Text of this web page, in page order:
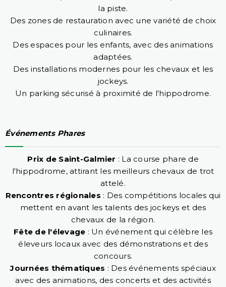
la piste.
Des zones de restauration avec une variété de choix
culinaires.
Des espaces pour les enfants, avec des animations
adaptées.
Des installations modernes pour les chevaux et les
jockeys.
Un parking sécurisé à proximité de l'hippodrome.
Événements Phares
Prix de Saint-Galmier : La course phare de
l'hippodrome, attirant les meilleurs chevaux de trot
attelé.
Rencontres régionales : Des compétitions locales qui
mettent en avant les talents des jockeys et des
chevaux de la région.
Fête de l'élevage : Un événement qui célèbre les
éleveurs locaux avec des démonstrations et des
concours.
Journées thématiques : Des événements spéciaux
avec des animations, des concerts et des activités